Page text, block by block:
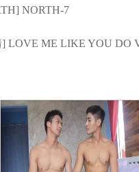
NORTH-7
LOVE ME LIKE YOU DO